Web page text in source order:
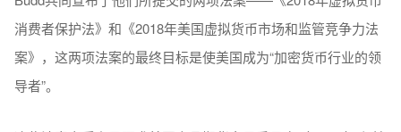
消费者保护法》和《2018年美国虚拟货币市场和监管竞争力法
案》，这两项法案的最终目标是使美国成为“加密货币行业的领
导者”。